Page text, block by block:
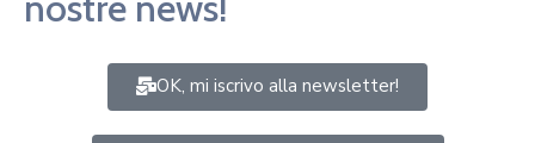
OK, mi iscrivo alla newsletter!